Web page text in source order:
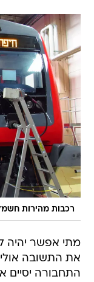
רכבות מהירות
מתי אפשר יהיה
התחבורה